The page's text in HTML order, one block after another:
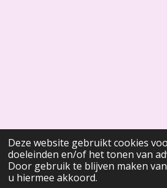
Deze website gebruikt cookies
doeleinden en/of het tonen van
Door gebruik te blijven maken
u hiermee akkoord.